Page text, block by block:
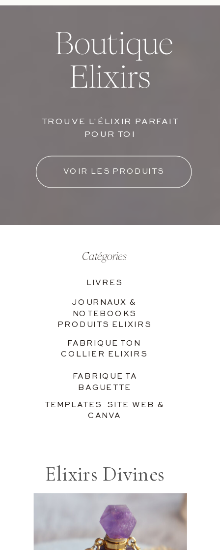
VOIR LES PRODUITS
TROUVE L'ÉLIXIR PARFAIT
POUR TOI
Boutique
Elixirs
Elixirs Divines
TEMPLATES SITE WEB &
CANVA
JOURNAUX &
NOTEBOOKS
FABRIQUE TON
COLLIER ELIXIRS
PRODUITS ELIXIRS
Catégories
LIVRES
FABRIQUE TA
BAGUETTE